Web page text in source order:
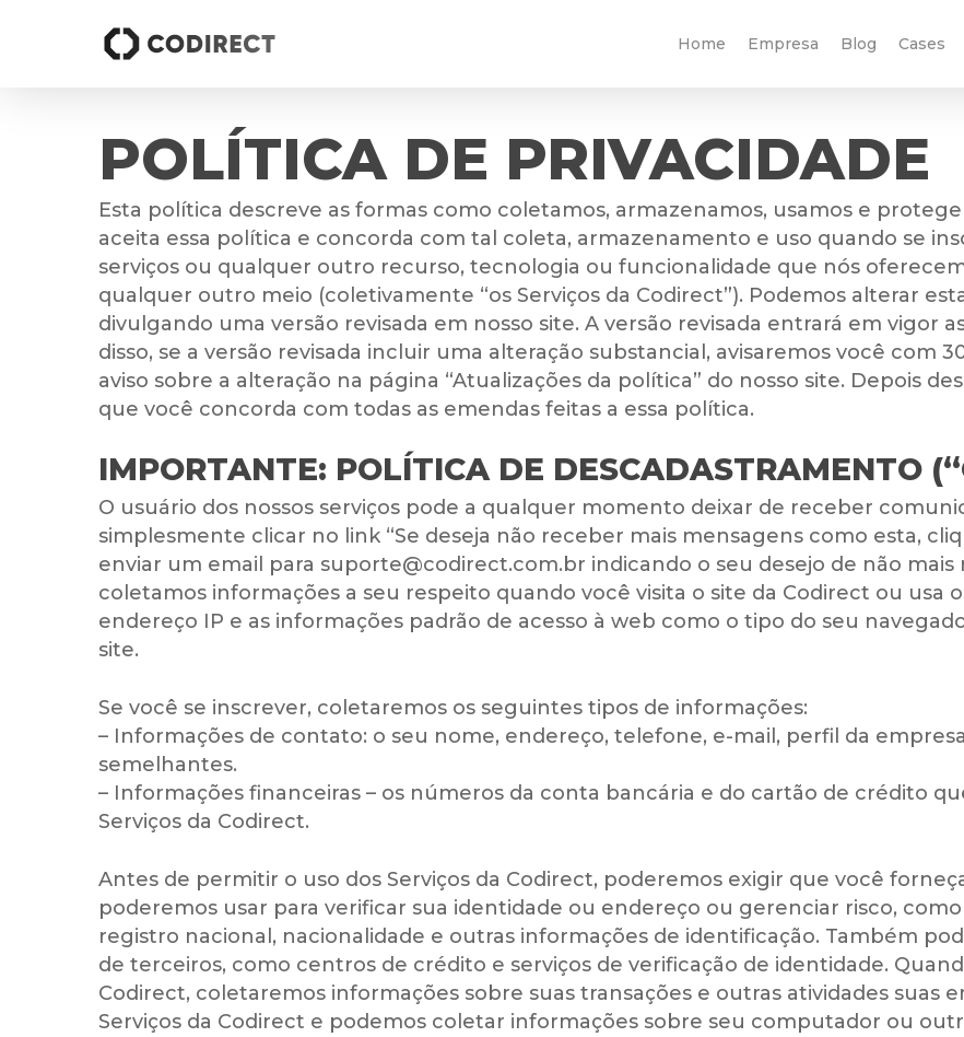
Home Empresa Blog Cases
POLÍTICA DE PRIVACIDADE
Esta política descreve as formas como coletamos, armazenamos, usamos e
aceita essa política e concorda com tal coleta, armazenamento e uso quando se
serviços ou qualquer outro recurso, tecnologia ou funcionalidade que nós
qualquer outro meio (coletivamente “os Serviços da Codirect”). Podemos alterar
divulgando uma versão revisada em nosso site. A versão revisada entrará em vigor
disso, se a versão revisada incluir uma alteração substancial, avisaremos você com
aviso sobre a alteração na página “Atualizações da política” do nosso site. Depois
que você concorda com todas as emendas feitas a essa política.
IMPORTANTE: POLÍTICA DE DESCADASTRAMENTO
O usuário dos nossos serviços pode a qualquer momento deixar de receber
simplesmente clicar no link “Se deseja não receber mais mensagens como esta,
enviar um email para suporte@codirect.com.br indicando o seu desejo de não
coletamos informações a seu respeito quando você visita o site da Codirect ou usa
endereço IP e as informações padrão de acesso à web como o tipo do seu
site.
Se você se inscrever, coletaremos os seguintes tipos de informações:
– Informações de contato: o seu nome, endereço, telefone, e-mail, perfil da
semelhantes.
– Informações financeiras – os números da conta bancária e do cartão de crédito
Serviços da Codirect.
Antes de permitir o uso dos Serviços da Codirect, poderemos exigir que você
poderemos usar para verificar sua identidade ou endereço ou gerenciar risco,
registro nacional, nacionalidade e outras informações de identificação. Também
de terceiros, como centros de crédito e serviços de verificação de identidade.
Codirect, coletaremos informações sobre suas transações e outras atividades suas
Serviços da Codirect e podemos coletar informações sobre seu computador ou